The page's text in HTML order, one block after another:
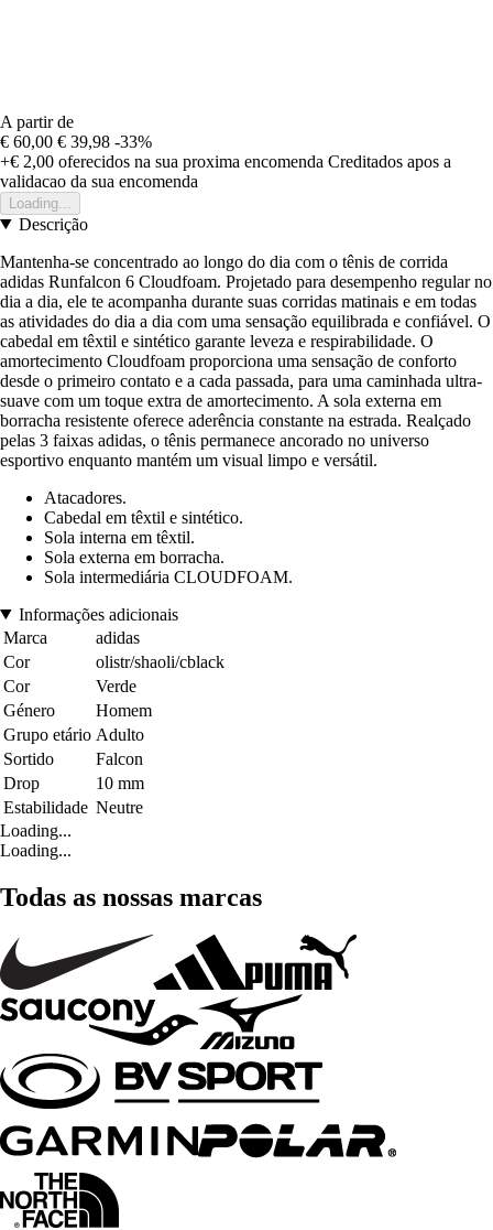
A partir de
€ 60,00 € 39,98 -33%
+€ 2,00 oferecidos na sua proxima encomenda Creditados apos a
validacao da sua encomenda
Loading...
Descrição
Mantenha-se concentrado ao longo do dia com o tênis de corrida
adidas Runfalcon 6 Cloudfoam. Projetado para desempenho regular no
dia a dia, ele te acompanha durante suas corridas matinais e em todas
as atividades do dia a dia com uma sensação equilibrada e confiável. O
cabedal em têxtil e sintético garante leveza e respirabilidade. O
amortecimento Cloudfoam proporciona uma sensação de conforto
desde o primeiro contato e a cada passada, para uma caminhada ultra-
suave com um toque extra de amortecimento. A sola externa em
borracha resistente oferece aderência constante na estrada. Realçado
pelas 3 faixas adidas, o tênis permanece ancorado no universo
esportivo enquanto mantém um visual limpo e versátil.
Atacadores.
Cabedal em têxtil e sintético.
Sola interna em têxtil.
Sola externa em borracha.
Sola intermediária CLOUDFOAM.
Informações adicionais
Marca
adidas
Cor
olistr/shaoli/cblack
Cor
Verde
Género
Homem
Grupo etário Adulto
Sortido
Falcon
Drop
10 mm
Estabilidade Neutre
Loading...
Loading...
Todas as nossas marcas